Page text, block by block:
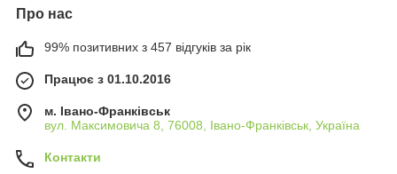
Про нас
99% позитивних з 457 відгуків за рік
Працює з 01.10.2016
м. Івано-Франківськ
вул. Максимовича 8, 76008, Івано-Франківськ, Україна
Контакти